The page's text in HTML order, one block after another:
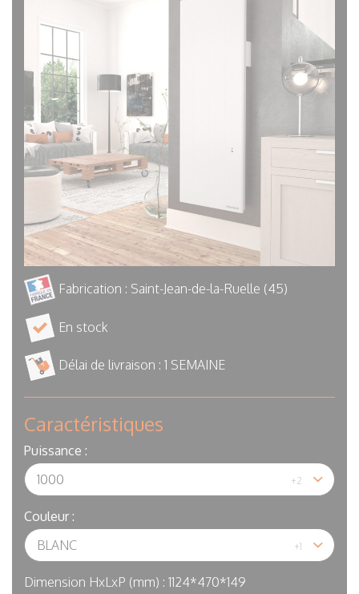
Fabrication : Saint-Jean-de-la-Ruelle (45)
En stock
Délai de livraison : 1 SEMAINE
Caractéristiques
Puissance :
Couleur :
Dimension HxLxP (mm) : 1124*470*149